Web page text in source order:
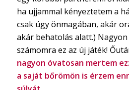
ha ujjammal kényeztetem a
csak úgy önmagában, akár
akár behatolás alatt.)
számomra ez az új játék!
nagyon óvatosan mertem
a saját bőrömön is érzem